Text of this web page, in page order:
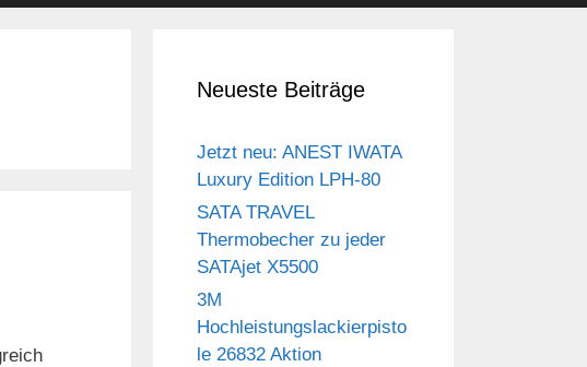
Neueste Beiträge
Jetzt neu: ANEST IWATA
Luxury Edition LPH-80
SATA TRAVEL
Thermobecher zu jeder
SATAjet X5500
3M
Hochleistungslackierpisto
le 26832 Aktion